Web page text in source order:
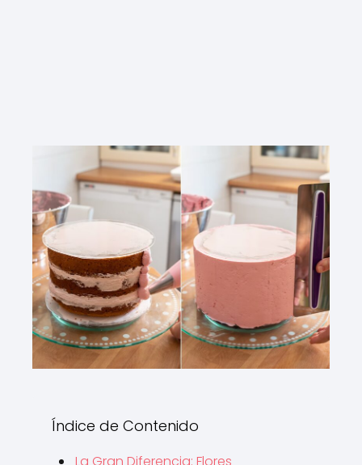
Índice de Contenido
La Gran Diferencia: Flores